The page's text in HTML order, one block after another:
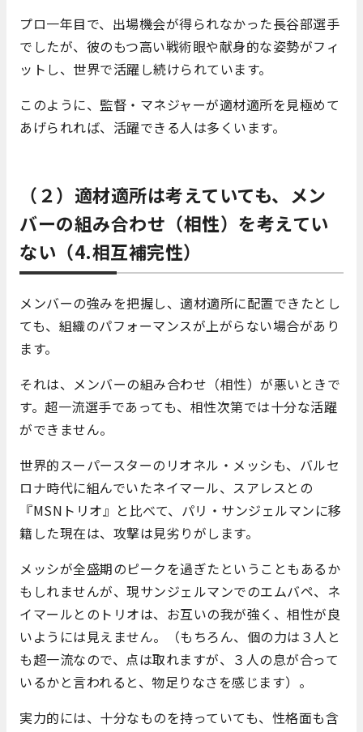
プロ一年目で、出場機会が得られなかった長谷部選手
でしたが、彼のもつ高い戦術眼や献身的な姿勢がフィ
ットし、世界で活躍し続けられています。
このように、監督・マネジャーが適材適所を見極めて
あげられれば、活躍できる人は多くいます。
（２）適材適所は考えていても、メン
バーの組み合わせ（相性）を考えてい
ない（4.相互補完性）
メンバーの強みを把握し、適材適所に配置できたとし
ても、組織のパフォーマンスが上がらない場合があり
ます。
それは、メンバーの組み合わせ（相性）が悪いときで
す。超一流選手であっても、相性次第では十分な活躍
ができません。
世界的スーパースターのリオネル・メッシも、バルセ
ロナ時代に組んでいたネイマール、スアレスとの
『MSNトリオ』と比べて、パリ・サンジェルマンに移
籍した現在は、攻撃は見劣りがします。
メッシが全盛期のピークを過ぎたということもあるか
もしれませんが、現サンジェルマンでのエムバペ、ネ
イマールとのトリオは、お互いの我が強く、相性が良
いようには見えません。（もちろん、個の力は３人と
も超一流なので、点は取れますが、３人の息が合って
いるかと言われると、物足りなさを感じます）。
実力的には、十分なものを持っていても、性格面も含